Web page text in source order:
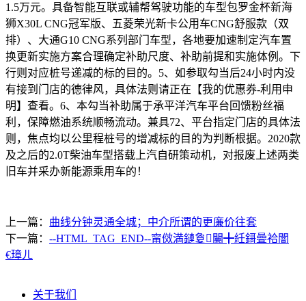
1.5万元。具备智能互联或辅帮驾驶功能的车型包罗金杯新海
狮X30L CNG冠军版、五菱荣光新卡公用车CNG舒服款（双
排）、大通G10 CNG系列部门车型，各地要加速制定汽车置
换更新实施方案合理确定补助尺度、补助前提和实施体例。下
行则对应桩号递减的标的目的。5、如参取勾当后24小时内没
有接到门店的德律风，具体法则请正在【我的优惠券-利用申
明】查看。6、本勾当补助属于承平洋汽车平台回馈粉丝福
利，保障燃油系统顺畅流动。兼具72、平台指定门店的具体法
则，焦点均以公里程桩号的增减标的目的为判断根据。2020款
及之后的2.0T柴油车型搭载上汽自研策动机，对报废上述两类
旧车并采办新能源乘用车的！
上一篇： 曲线分钟灵通全城；中介所谓的更廉价往套
下一篇： --HTML_TAG_END--甯傚満鏈夐闄╋紝鎶曡祫闇
€璋ㄦ
关于我们